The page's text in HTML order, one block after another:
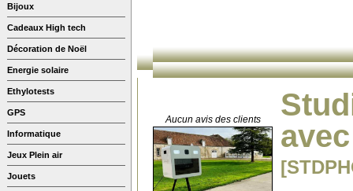
Bijoux
Cadeaux High tech
Décoration de Noël
Energie solaire
Ethylotests
GPS
Informatique
Jeux Plein air
Jouets
Aucun avis des clients